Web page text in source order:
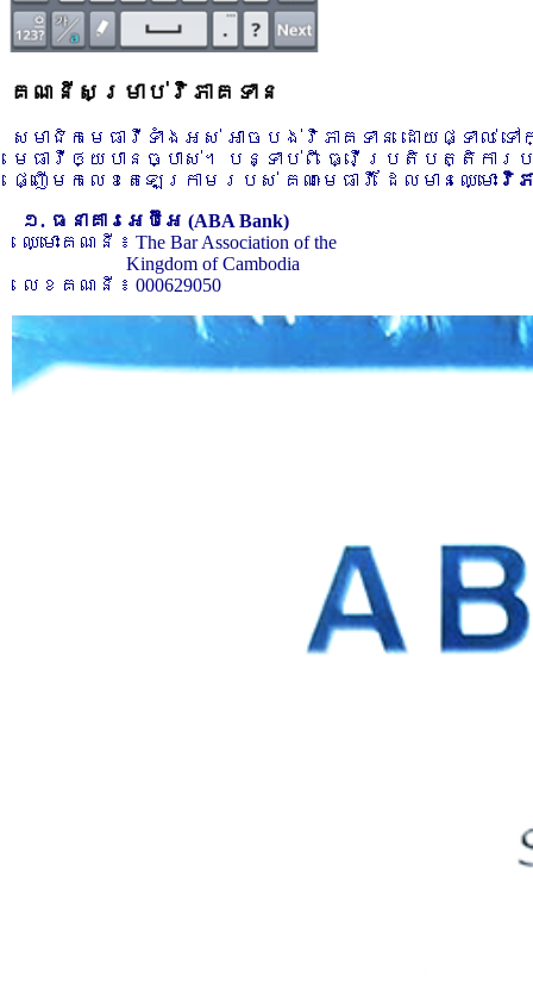
គណនីសម្រាប់វិភាគទាន
សមាជិកមេធាវីទាំងអស់ អាចបង់វិភាគទាន ដោយផ្ទាល់
មេធាវីឲ្យបានច្បាស់។ បន្ទាប់ពី ធ្វើប្រតិបត្តិកា
ផ្ញើមកលេខតេឡេក្រាមរបស់ គណៈមេធាវី ដែលមានឈ្មោះ វិភ
១. ធនាគារអេប៊ីអេ (ABA Bank)
ឈ្មោះគណនី ៖ The Bar Association of the
Kingdom of Cambodia
លេខគណនី ៖ 000629050